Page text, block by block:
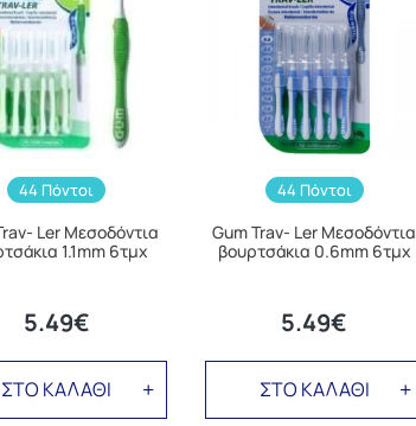
44 Πόντοι
Ler Μεσοδόντια
1.1mm 6τμχ
5.49€
ΣΤΟ ΚΑΛΑΘΙ
44 Πόντοι
Gum Trav- Ler Μεσοδόντια
βουρτσάκια 0.6mm 6τμχ
5.49€
ΣΤΟ ΚΑΛΑΘΙ